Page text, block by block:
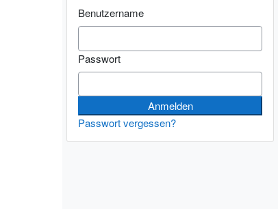
Benutzername
Passwort
Passwort vergessen?